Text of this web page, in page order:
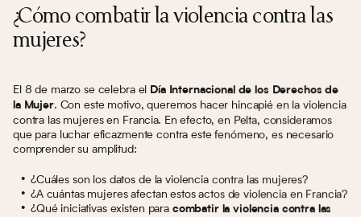
¿Cómo combatir la violencia contra las
mujeres?
El 8 de marzo se celebra el Día Internacional de los Derechos de
la Mujer. Con este motivo, queremos hacer hincapié en la violencia
contra las mujeres en Francia. En efecto, en Pelta, consideramos
que para luchar eficazmente contra este fenómeno, es necesario
comprender su amplitud:
¿Cuáles son los datos de la violencia contra las mujeres?
¿A cuántas mujeres afectan estos actos de violencia en Francia?
¿Qué iniciativas existen para combatir la violencia contra las